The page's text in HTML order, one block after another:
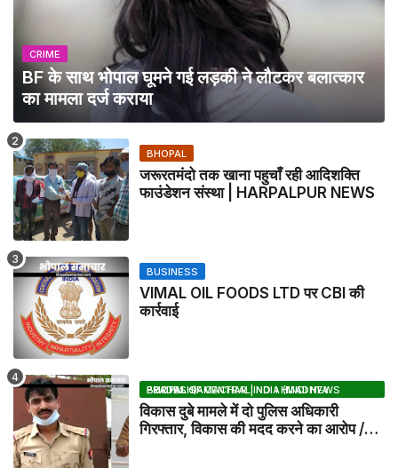
CRIME
BF के साथ भोपाल घूमने गई लड़की ने लौटकर बलात्कार
का मामला दर्ज कराया
BHOPAL
जरूरतमंदो तक खाना पहुचाँ रही आदिशक्ति
फाउंडेशन संस्था | HARPALPUR NEWS
BUSINESS
VIMAL OIL FOODS LTD पर CBI की
कार्रवाई
BHOPAL SAMACHAR | NO 1 HINDI NEWS PORTAL OF CENTRAL INDIA (MADHYA PRADESH)
विकास दुबे मामले में दो पुलिस अधिकारी
गिरफ्तार, विकास की मदद करने का आरोप /